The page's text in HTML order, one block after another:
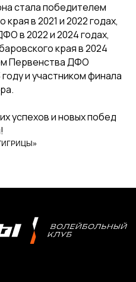
стала победителем
в 2021 и 2022 годах,
в 2022 и 2024 годах,
края в 2024
Первенства ДФО
и участником финала
успехов и новых побед